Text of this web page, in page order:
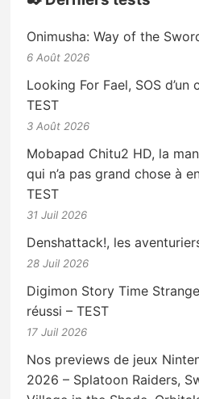
Onimusha: Way of the
6 Août 2026
Looking For Fael, SOS
TEST
3 Août 2026
Mobapad Chitu2 HD, la
qui n’a pas grand chose à
TEST
31 Juil 2026
Denshattack!, les
28 Juil 2026
Digimon Story Time
réussi – TEST
17 Juil 2026
Nos previews de jeux
2026 – Splatoon Raiders,